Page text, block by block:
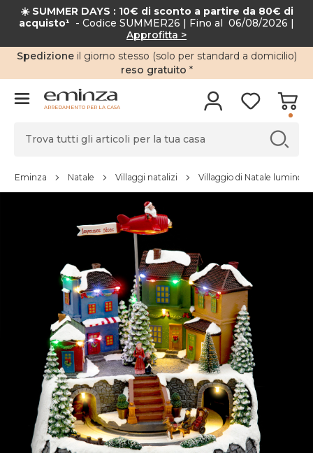
☀️ SUMMER DAYS : 10€ di sconto a partire da 80€ di
acquisto¹ - Codice SUMMER26 | Fino al 06/08/2026 |
Approfitta >
Spedizione il giorno stesso (solo per standard a domicilio)
reso gratuito *
ARREDAMENTO PER LA CASA
Eminza Natale Villaggi natalizi Villaggio di Natale luminoso